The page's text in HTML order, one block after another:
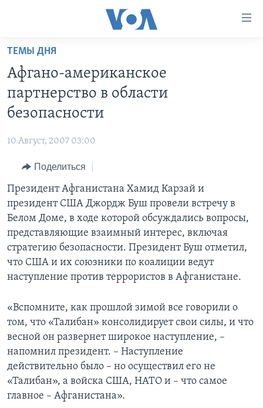
Перейти
основной
контент
Перейти
основной
навигации
Перейти
поиск
ГЛАВНОЕ
ПРОГРАММЫ
ИТОГИ
ПОЧЕМУ ЭТО ВАЖНО?
ДИСКУССИЯ VOA
ДЕТАЛИ
НЬЮ-ЙОРК NEW YORK
АМЕРИКА. БОЛЬШОЕ ПУТЕШЕСТВИЕ
ПРОЕКТЫ
НАША АМЕРИКАНСКАЯ ИСТОРИЯ
А КАК В АМЕРИКЕ?
АРТЕФАКТЫ
АМЕРИКАНСКИЕ ГОРОДКИ
ТЕСТЫ
ИНТЕРВЬЮ
ФАКТЫ ПРОТИВ ФЕЙКОВ
ЗА СВОБОДУ ПРЕССЫ
УЧИМ АНГЛИЙСКИЙ
ВИДЕО
ПОДПИСКА НА НОВОСТИ
Learning English
СОЦИАЛЬНЫЕ СЕТИ
Языки
ТЕМЫ ДНЯ
Афгано-американское
партнерство в области
безопасности
10 Август, 2007 03:00
Поделиться
Президент Афганистана Хамид Карзай и
президент США Джордж Буш провели встречу в
Белом Доме, в ходе которой обсуждались вопросы,
представляющие взаимный интерес, включая
стратегию безопасности. Президент Буш отметил,
что США и их союзники по коалиции ведут
наступление против террористов в Афганистане.
«Вспомните, как прошлой зимой все говорили о
том, что «Талибан» консолидирует свои силы, и что
весной он развернет широкое наступление, –
напомнил президент. – Наступление
действительно было – но осуществил его не
«Талибан», а войска США, НАТО и – что самое
главное – Афганистана».